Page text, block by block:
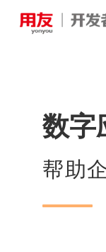
数字
帮助